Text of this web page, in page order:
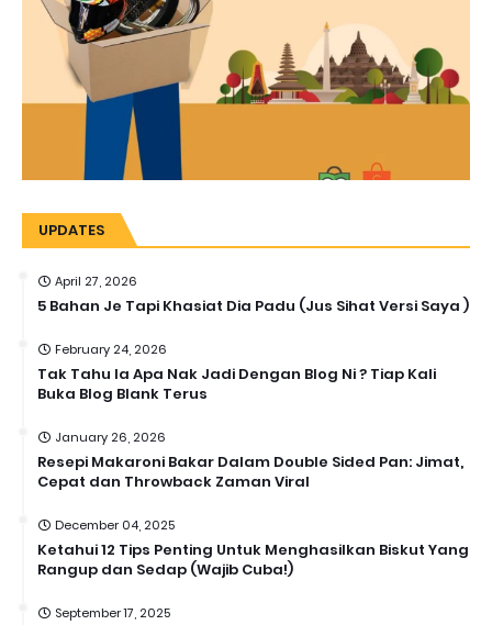
UPDATES
April 27, 2026
5 Bahan Je Tapi Khasiat Dia Padu (Jus Sihat Versi Saya )
February 24, 2026
Tak Tahu la Apa Nak Jadi Dengan Blog Ni ? Tiap Kali
Buka Blog Blank Terus
January 26, 2026
Resepi Makaroni Bakar Dalam Double Sided Pan: Jimat,
Cepat dan Throwback Zaman Viral
December 04, 2025
Ketahui 12 Tips Penting Untuk Menghasilkan Biskut Yang
Rangup dan Sedap (Wajib Cuba!)
September 17, 2025